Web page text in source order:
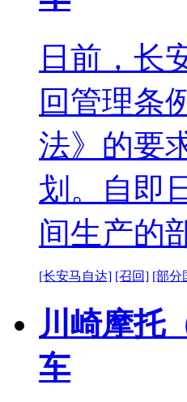
日前，长
回管理条
法》的要
划。自即
间生产的
[长安马自达] [召回] [部分
川崎摩托
车